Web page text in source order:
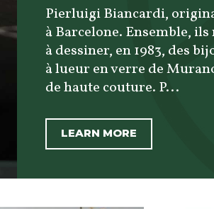
Pierluigi Biancardi,
à Barcelone. Ensemble,
à dessiner, en 1983, des
à lueur en verre de
de haute couture. P...
LEARN MORE